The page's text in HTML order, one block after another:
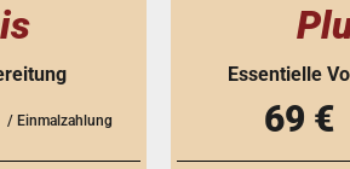
/ Einmalzahlung
Essentielle
69 €